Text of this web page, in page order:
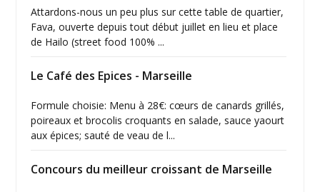
Attardons-nous un peu plus sur cette table de quartier,
Fava, ouverte depuis tout début juillet en lieu et place
de Hailo (street food 100% ...
Le Café des Epices - Marseille
Formule choisie: Menu à 28€: cœurs de canards grillés,
poireaux et brocolis croquants en salade, sauce yaourt
aux épices; sauté de veau de l...
Concours du meilleur croissant de Marseille